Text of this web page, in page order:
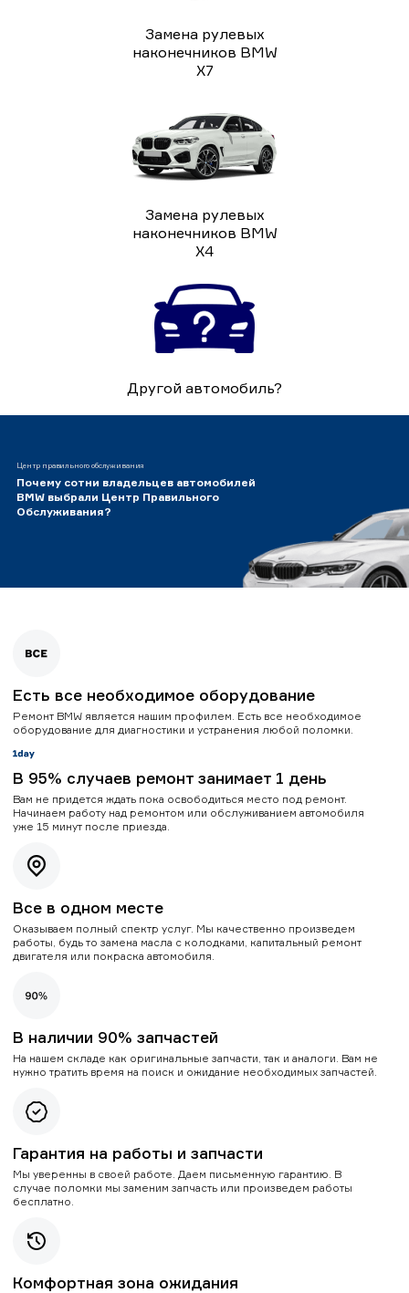
Замена рулевых
наконечников BMW
X7
Замена рулевых
наконечников BMW
X4
Другой автомобиль?
Центр правильного обслуживания
Почему сотни владельцев автомобилей
BMW выбрали Центр Правильного
Обслуживания?
Есть все необходимое оборудование
Ремонт BMW является нашим профилем. Есть все необходимое
оборудование для диагностики и устранения любой поломки.
В 95% случаев ремонт занимает 1 день
Вам не придется ждать пока освободиться место под ремонт.
Начинаем работу над ремонтом или обслуживанием автомобиля
уже 15 минут после приезда.
Все в одном месте
Оказываем полный спектр услуг. Мы качественно произведем
работы, будь то замена масла с колодками, капитальный ремонт
двигателя или покраска автомобиля.
В наличии 90% запчастей
На нашем складе как оригинальные запчасти, так и аналоги. Вам не
нужно тратить время на поиск и ожидание необходимых запчастей.
Гарантия на работы и запчасти
Мы уверенны в своей работе. Даем письменную гарантию. В
случае поломки мы заменим запчасть или произведем работы
бесплатно.
Комфортная зона ожидания